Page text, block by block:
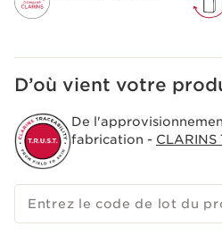
D’où vient votre
De
fabrication - CLARINS
Entrez le code de lot du